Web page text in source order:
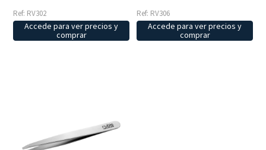
Ref: RV302
Accede para ver precios y
comprar
Ref: RV306
Accede para ver precios y
comprar